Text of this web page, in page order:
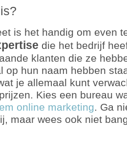
is het handig om even
die het bedrijf
klanten die ze
op hun naam hebben
je allemaal kunt
Kies een bureau
online marketing. Ga
maar wees ook niet